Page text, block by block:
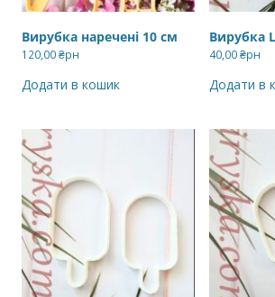
Вирубка наречені 10 см
120,00₴рн
Додати в кошик
Вирубка
40,00₴рн
Додати в